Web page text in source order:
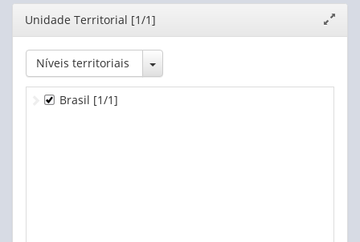
Editor
janela
Unidade Territorial [1/1]
Níveis territoriais Toggle Dropdown
Brasil [1/1]